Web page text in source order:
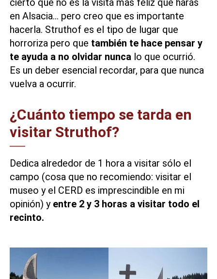
cierto que no es la visita más feliz que harás
en Alsacia… pero creo que es importante
hacerla. Struthof es el tipo de lugar que
horroriza pero que también te hace pensar y
te ayuda a no olvidar nunca lo que ocurrió.
Es un deber esencial recordar, para que nunca
vuelva a ocurrir.
¿Cuánto tiempo se tarda en
visitar Struthof?
Dedica alrededor de 1 hora a visitar sólo el
campo (cosa que no recomiendo: visitar el
museo y el CERD es imprescindible en mi
opinión) yentre 2 y 3 horas a visitar todo el
recinto.